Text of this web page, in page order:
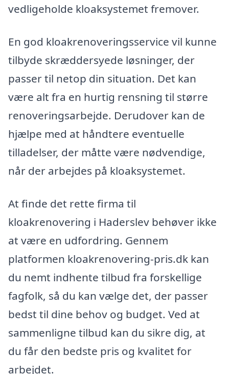
vedligeholde kloaksystemet fremover.
En god kloakrenoveringsservice vil kunne
tilbyde skræddersyede løsninger, der
passer til netop din situation. Det kan
være alt fra en hurtig rensning til større
renoveringsarbejde. Derudover kan de
hjælpe med at håndtere eventuelle
tilladelser, der måtte være nødvendige,
når der arbejdes på kloaksystemet.
At finde det rette firma til
kloakrenovering i Haderslev behøver ikke
at være en udfordring. Gennem
platformen kloakrenovering-pris.dk kan
du nemt indhente tilbud fra forskellige
fagfolk, så du kan vælge det, der passer
bedst til dine behov og budget. Ved at
sammenligne tilbud kan du sikre dig, at
du får den bedste pris og kvalitet for
arbejdet.